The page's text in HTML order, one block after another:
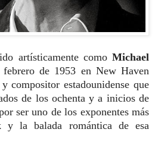
artísticamente como Michael
de 1953 en New Haven
compositor estadounidense que
de los ochenta y a inicios de
ser uno de los exponentes más
y la balada romántica de esa